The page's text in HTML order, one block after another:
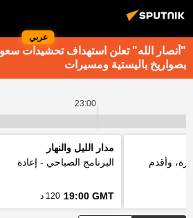
عربي
"أنصار الله" تعلن استهداف تحشيدات
بصواريخ باليستية ومسيرات
23:00
وأقدم
مدار الليل والنهار
البرنامج الصباحي - إعادة
19:00 GMT 120 د